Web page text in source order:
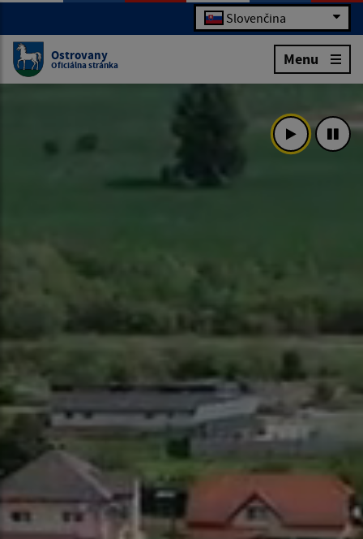
Slovenčina
Ostrovany
Oficiálna stránka Menu